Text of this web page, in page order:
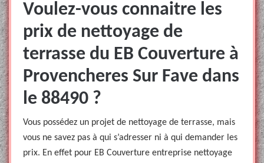
Voulez-vous connaitre les
prix de nettoyage de
terrasse du EB Couverture à
Provencheres Sur Fave dans
le 88490 ?
Vous possédez un projet de nettoyage de terrasse, mais
vous ne savez pas à qui s’adresser ni à qui demander les
prix. En effet pour EB Couverture entreprise nettoyage